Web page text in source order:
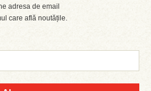
adresa de email
care află noutățile.